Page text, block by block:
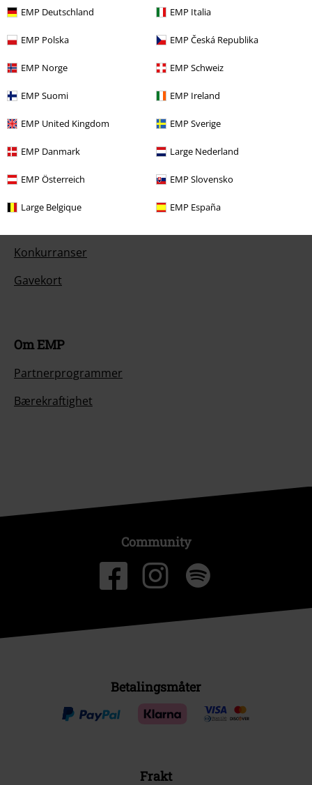
EMP Deutschland EMP Italia
EMP Polska EMP Česká Republika
EMP Norge EMP Schweiz
EMP Suomi EMP Ireland
EMP United Kingdom EMP Sverige
EMP Danmark Large Nederland
EMP Österreich EMP Slovensko
Large Belgique EMP España
Kundeservice
Hjelp/FAQ
Returvilkår
Returner en vare
Generell størrelsesguide
Betalingsmåter
Konkurranser
Gavekort
Om EMP
Partnerprogrammer
Bærekraftighet
Community
Betalingsmåter
Frakt